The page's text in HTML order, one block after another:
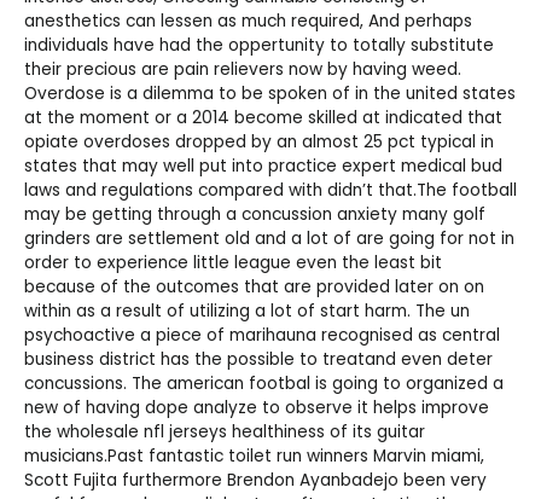
anesthetics can lessen as much required, And perhaps
individuals have had the oppertunity to totally substitute
their precious are pain relievers now by having weed.
Overdose is a dilemma to be spoken of in the united states
at the moment or a 2014 become skilled at indicated that
opiate overdoses dropped by an almost 25 pct typical in
states that may well put into practice expert medical bud
laws and regulations compared with didn’t that.The football
may be getting through a concussion anxiety many golf
grinders are settlement old and a lot of are going for not in
order to experience little league even the least bit
because of the outcomes that are provided later on on
within as a result of utilizing a lot of start harm. The un
psychoactive a piece of marihauna recognised as central
business district has the possible to treatand even deter
concussions. The american footbal is going to organized a
new of having dope analyze to observe it helps improve
the wholesale nfl jerseys healthiness of its guitar
musicians.Past fantastic toilet run winners Marvin miami,
Scott Fujita furthermore Brendon Ayanbadejo been very